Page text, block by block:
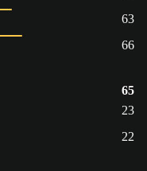
63
66
65
23
22